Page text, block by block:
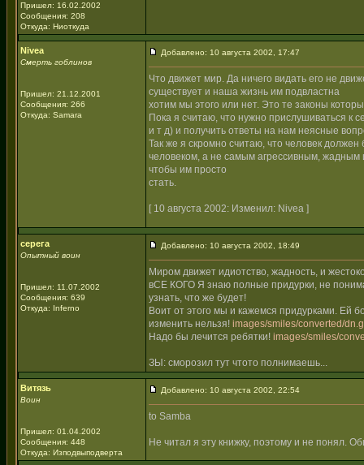
Пришел: 16.02.2002
Сообщения: 208
Откуда: Ниоткуда
Nivea
Смерть гоблинов
Пришел: 21.12.2001
Сообщения: 266
Откуда: Samara
Добавлено: 10 августа 2002, 17:47
Что движет мир. Да ничего видать его не
существует и наша жизнь им подвластна
хотим мы этого или нет. Это те законы
Пока я считаю, что нужно прислушиваться к
и т д) и получить ответы на нам неясные
Так же я скромно считаю, что человек должен
человеком, а не самым агрессивным,
чтобы им просто
стать.
[ 10 августа 2002: Изменил: Nivea ]
серега
Опытный воин
Пришел: 11.07.2002
Сообщения: 639
Откуда: Inferno
Добавлено: 10 августа 2002, 18:49
Миром движет идиотство, жадность, и
вСЕ КОГО Я знаю полные придурки, не
узнать, что же будет!
Воит от этого мы и кажемся придурками. Ей
изменить нельзя! images/smiles/converted/
Надо бы лечится ребятки! images/smiles/
ЗЫ: сморозил тут чтото полнимаешь...
Витязь
Воин
Пришел: 01.04.2002
Сообщения: 448
Откуда: Изподвыподверта
Добавлено: 10 августа 2002, 22:54
to Samba
Не читал я эту книжку, поэтому и не понял.